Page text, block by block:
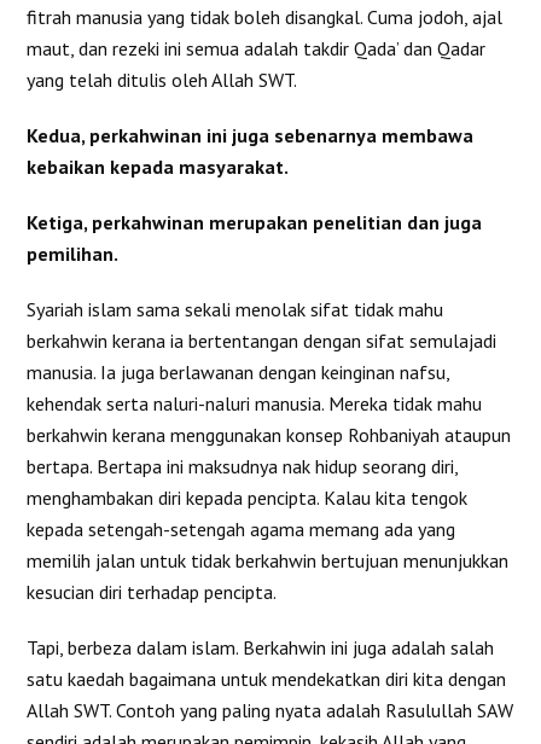
fitrah manusia yang tidak boleh disangkal. Cuma jodoh, ajal
maut, dan rezeki ini semua adalah takdir Qada’ dan Qadar
yang telah ditulis oleh Allah SWT.
Kedua, perkahwinan ini juga sebenarnya membawa
kebaikan kepada masyarakat.
Ketiga, perkahwinan merupakan penelitian dan juga
pemilihan.
Syariah islam sama sekali menolak sifat tidak mahu
berkahwin kerana ia bertentangan dengan sifat semulajadi
manusia. Ia juga berlawanan dengan keinginan nafsu,
kehendak serta naluri-naluri manusia. Mereka tidak mahu
berkahwin kerana menggunakan konsep Rohbaniyah ataupun
bertapa. Bertapa ini maksudnya nak hidup seorang diri,
menghambakan diri kepada pencipta. Kalau kita tengok
kepada setengah-setengah agama memang ada yang
memilih jalan untuk tidak berkahwin bertujuan menunjukkan
kesucian diri terhadap pencipta.
Tapi, berbeza dalam islam. Berkahwin ini juga adalah salah
satu kaedah bagaimana untuk mendekatkan diri kita dengan
Allah SWT. Contoh yang paling nyata adalah Rasulullah SAW